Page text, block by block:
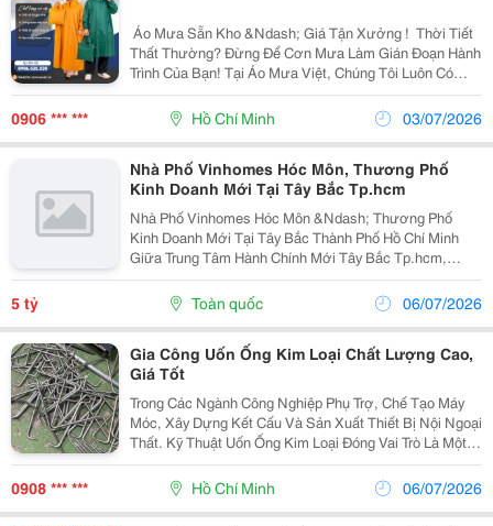
️ Áo Mưa Sẵn Kho &Ndash; Giá Tận Xưởng ! ️ Thời Tiết
Thất Thường? Đừng Để Cơn Mưa Làm Gián Đoạn Hành
Trình Của Bạn! Tại Áo Mưa Việt, Chúng Tôi Luôn Có
Mẫu Áo Mưa Sẵn Kho: Từ Áo Mưa Cánh Dơi, Áo Mưa
Bộ, Đến Các Mẫu Bít Tiện Lợi &Ndash; Đủ Màu, Đủ...
0906 *** *** Hồ Chí Minh 03/07/2026
Nhà Phố Vinhomes Hóc Môn, Thương Phố
Kinh Doanh Mới Tại Tây Bắc Tp.hcm
Nhà Phố Vinhomes Hóc Môn &Ndash; Thương Phố
Kinh Doanh Mới Tại Tây Bắc Thành Phố Hồ Chí Minh
Giữa Trung Tâm Hành Chính Mới Tây Bắc Tp.hcm,
Vinhomes Hóc Môn Kiến Tạo Một Nhịp Sống Hiện Đại
Và Sôi Động Nhất. Ghép Cặp Song Phẩm Nhà Phố Liền
5 tỷ Toàn quốc 06/07/2026
Gia Công Uốn Ống Kim Loại Chất Lượng Cao,
Giá Tốt
Trong Các Ngành Công Nghiệp Phụ Trợ, Chế Tạo Máy
Móc, Xây Dựng Kết Cấu Và Sản Xuất Thiết Bị Nội Ngoại
Thất. Kỹ Thuật Uốn Ống Kim Loại Đóng Vai Trò Là Một
Trong Những Công Đoạn Định Hình Cốt Lõi. Việc Bẻ
Cong Các Loại Ống Rỗng Hoặc Thanh Đặc Từ Chất...
0908 *** *** Hồ Chí Minh 06/07/2026